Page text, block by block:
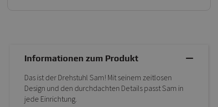
Informationen zum Produkt
Das ist der Drehstuhl Sam! Mit seinem zeitlosen
Design und den durchdachten Details passt Sam in
jede Einrichtung.